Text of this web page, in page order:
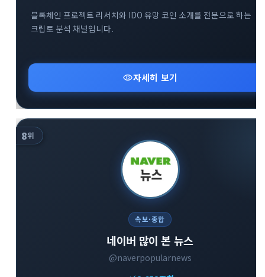
블록체인 프로젝트 리서치와 IDO 유망 코인 소개를 전문으로 하는
크립토 분석 채널입니다.
visibility자세히 보기
8위
속보·종합
네이버 많이 본 뉴스
@naverpopularnews